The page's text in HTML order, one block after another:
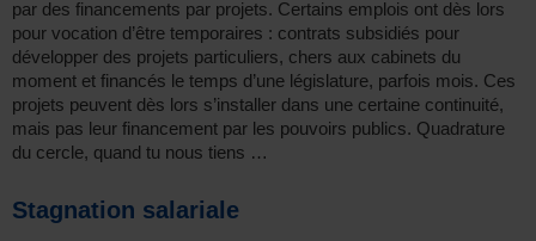
par des financements par projets. Certains emplois ont dès lors
pour vocation d’être temporaires : contrats subsidiés pour
développer des projets particuliers, chers aux cabinets du
moment et financés le temps d’une législature, parfois mois. Ces
projets peuvent dès lors s’installer dans une certaine continuité,
mais pas leur financement par les pouvoirs publics. Quadrature
du cercle, quand tu nous tiens …
Stagnation salariale